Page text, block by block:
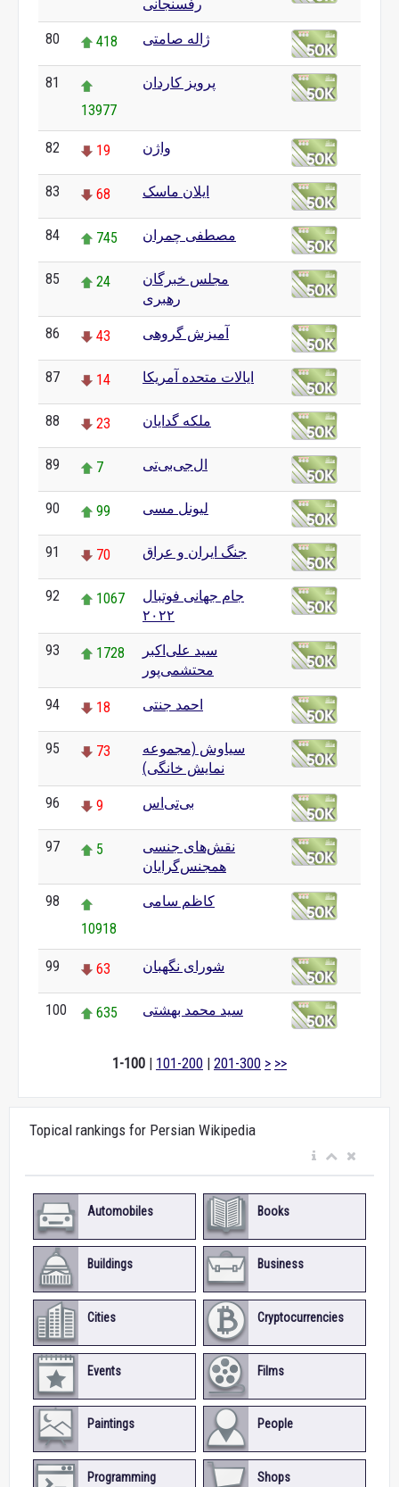
رفسنجانی
80 418 ژاله صامتی
81
13977
پرویز کاردان
82 19 واژن
83 68 ایلان ماسک
84 745 مصطفی چمران
85 24
مجلس خبرگان
رهبری
86 43 آمیزش گروهی
87 14 ایالات متحده آمریکا
88 23 ملکه گدایان
89 7 ال‌جی‌بی‌تی
90 99 لیونل مسی
91 70 جنگ ایران و عراق
92 1067
جام جهانی فوتبال
۲۰۲۲
93 1728
سید علی‌اکبر
محتشمی‌پور
94 18 احمد جنتی
95 73
سیاوش (مجموعه
نمایش خانگی)
96 9 بی‌تی‌اس
97 5
نقش‌های جنسی
همجنس‌گرایان
98
10918
کاظم سامی
99 63 شورای نگهبان
100 635 سید محمد بهشتی
1-100 | 101-200 | 201-300 > >>
Topical rankings for Persian Wikipedia
Automobiles Books
Buildings Business
Cities Cryptocurrencies
Events Films
Paintings People
Programming
Shops